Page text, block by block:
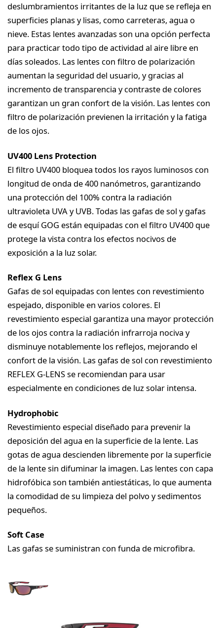
deslumbramientos irritantes de la luz que se refleja en
superficies planas y lisas, como carreteras, agua o
nieve. Estas lentes avanzadas son una opción perfecta
para practicar todo tipo de actividad al aire libre en
días soleados. Las lentes con filtro de polarización
aumentan la seguridad del usuario, y gracias al
incremento de transparencia y contraste de colores
garantizan un gran confort de la visión. Las lentes con
filtro de polarización previenen la irritación y la fatiga
de los ojos.
UV400 Lens Protection
El filtro UV400 bloquea todos los rayos luminosos con
longitud de onda de 400 nanómetros, garantizando
una protección del 100% contra la radiación
ultravioleta UVA y UVB. Todas las gafas de sol y gafas
de esquí GOG están equipadas con el filtro UV400 que
protege la vista contra los efectos nocivos de
exposición a la luz solar.
Reflex G Lens
Gafas de sol equipadas con lentes con revestimiento
espejado, disponible en varios colores. El
revestimiento especial garantiza una mayor protección
de los ojos contra la radiación infrarroja nociva y
disminuye notablemente los reflejos, mejorando el
confort de la visión. Las gafas de sol con revestimiento
REFLEX G-LENS se recomiendan para usar
especialmente en condiciones de luz solar intensa.
Hydrophobic
Revestimiento especial diseñado para prevenir la
deposición del agua en la superficie de la lente. Las
gotas de agua descienden libremente por la superficie
de la lente sin difuminar la imagen. Las lentes con capa
hidrofóbica son también antiestáticas, lo que aumenta
la comodidad de su limpieza del polvo y sedimentos
pequeños.
Soft Case
Las gafas se suministran con funda de microfibra.